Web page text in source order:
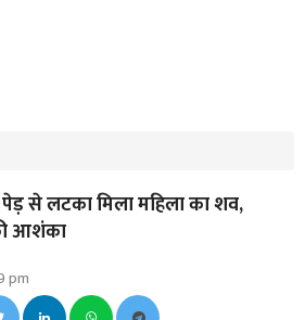
से लटका मिला महिला का शव,
आशंका
pm